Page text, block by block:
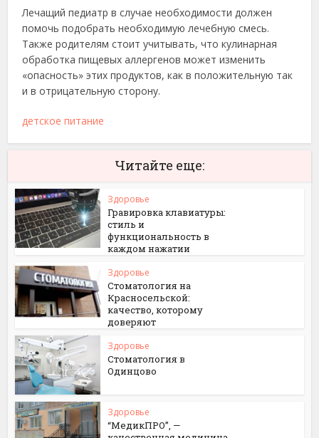
Лечащий педиатр в случае необходимости должен
помочь подобрать необходимую лечебную смесь.
Также родителям стоит учитывать, что кулинарная
обработка пищевых аллергенов может изменить
«опасность» этих продуктов, как в положительную так
и в отрицательную сторону.
детское питание
Читайте еще:
Здоровье
Гравировка клавиатуры:
стиль и
функциональность в
каждом нажатии
Здоровье
Стоматология на
Красносельской:
качество, которому
доверяют
Здоровье
Стоматология в
Одинцово
Здоровье
“МедикПРО”, —